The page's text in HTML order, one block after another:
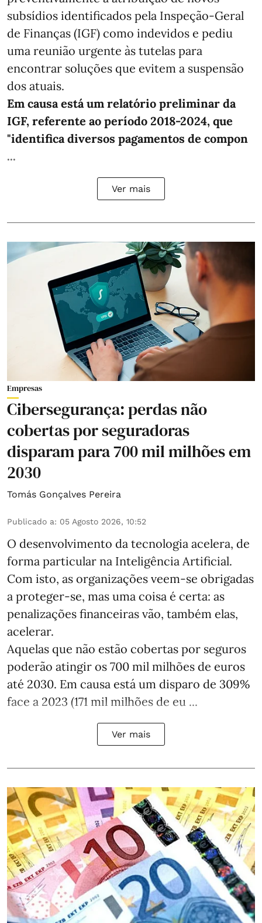
subsídios identificados pela Inspeção-Geral
de Finanças (IGF) como indevidos e pediu
uma reunião urgente às tutelas para
encontrar soluções que evitem a suspensão
dos atuais.
Em causa está um relatório preliminar da
IGF, referente ao período 2018-2024, que
"identifica diversos pagamentos de compon
...
Ver mais
Empresas
Cibersegurança: perdas não
cobertas por seguradoras
disparam para 700 mil milhões em
2030
Tomás Gonçalves Pereira
Publicado a: 05 Agosto 2026, 10:52
O desenvolvimento da tecnologia acelera, de
forma particular na Inteligência Artificial.
Com isto, as organizações veem-se obrigadas
a proteger-se, mas uma coisa é certa: as
penalizações financeiras vão, também elas,
acelerar.
Aquelas que não estão cobertas por seguros
poderão atingir os 700 mil milhões de euros
até 2030. Em causa está um disparo de 309%
face a 2023 (171 mil milhões de eu ...
Ver mais